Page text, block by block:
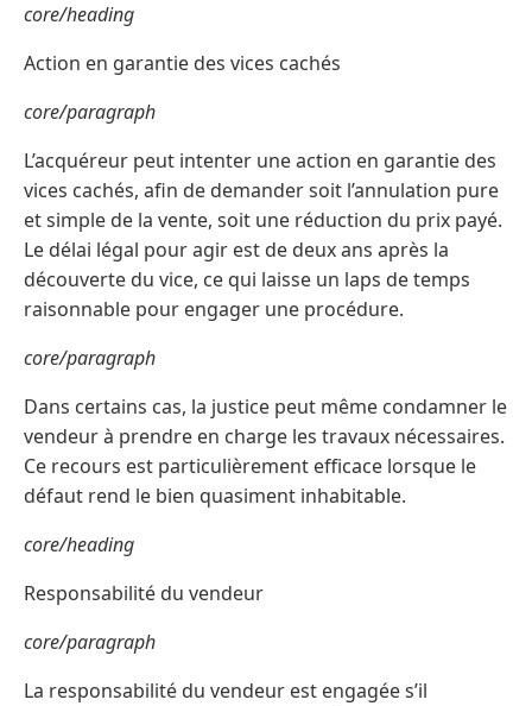
core/heading
Action en garantie des vices cachés
core/paragraph
L’acquéreur peut intenter une action en garantie des
vices cachés, afin de demander soit l’annulation pure
et simple de la vente, soit une réduction du prix payé.
Le délai légal pour agir est de deux ans après la
découverte du vice, ce qui laisse un laps de temps
raisonnable pour engager une procédure.
core/paragraph
Dans certains cas, la justice peut même condamner le
vendeur à prendre en charge les travaux nécessaires.
Ce recours est particulièrement efficace lorsque le
défaut rend le bien quasiment inhabitable.
core/heading
Responsabilité du vendeur
core/paragraph
La responsabilité du vendeur est engagée s’il